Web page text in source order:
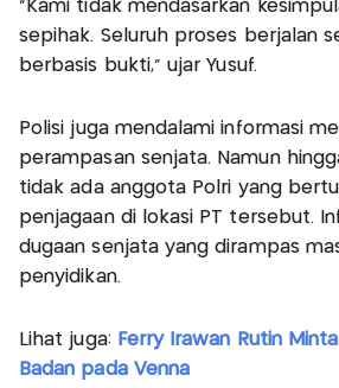
“Kami tidak mendasarkan
sepihak. Seluruh proses berjalan
berbasis bukti,” ujar Yusuf.
Polisi juga mendalami informasi
perampasan senjata. Namun
tidak ada anggota Polri yang
penjagaan di lokasi PT tersebut.
dugaan senjata yang dirampas
penyidikan.
Lihat juga: Ferry Irawan Rutin
Badan pada Venna